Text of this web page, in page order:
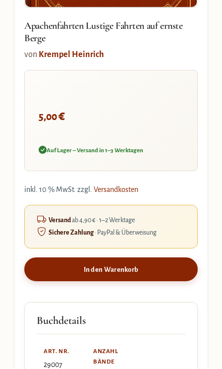
Apachenfahrten Lustige Fahrten auf ernste
Berge
von Krempel Heinrich
5,00€
Auf Lager – Versand in 1–3 Werktagen
inkl. 10 % MwSt. zzgl. Versandkosten
Versandab 4,90 € · 1–2 Werktage
Sichere Zahlung· PayPal & Überweisung
In den Warenkorb
Buchdetails
ART. NR.
29007
ANZAHL
BÄNDE